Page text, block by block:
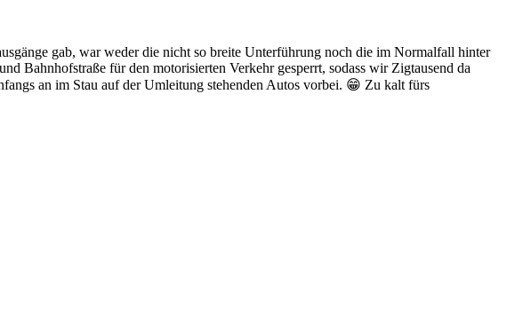
gab, war weder die nicht so breite Unterführung noch die im Normalfall hinter
Bahnhofstraße für den motorisierten Verkehr gesperrt, sodass wir Zigtausend da
an im Stau auf der Umleitung stehenden Autos vorbei. 😁 Zu kalt fürs